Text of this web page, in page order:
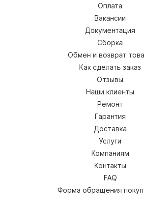
Оплата
Вакансии
Документация
Сборка
Обмен и возврат
Как сделать заказ
Отзывы
Наши клиенты
Ремонт
Гарантия
Доставка
Услуги
Компаниям
Контакты
FAQ
Форма обращения